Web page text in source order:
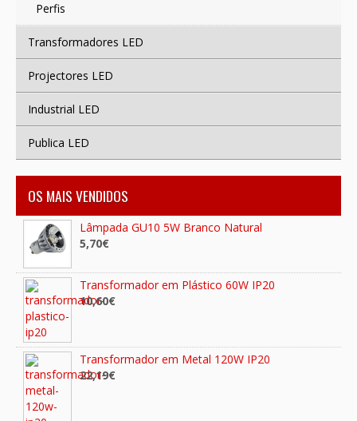
Perfis
Transformadores LED
Projectores LED
Industrial LED
Publica LED
OS MAIS VENDIDOS
Lâmpada GU10 5W Branco Natural
5,70€
Transformador em Plástico 60W IP20
10,60€
Transformador em Metal 120W IP20
22,19€